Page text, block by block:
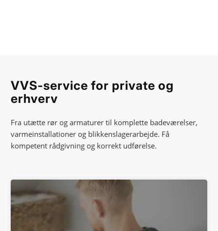
VVS-service for private og
erhverv
Fra utætte rør og armaturer til komplette badeværelser,
varmeinstallationer og blikkenslagerarbejde. Få
kompetent rådgivning og korrekt udførelse.